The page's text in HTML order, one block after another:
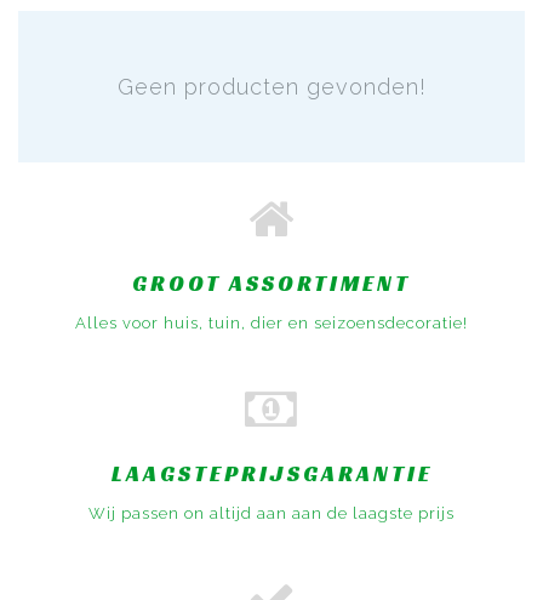
Geen producten gevonden!
GROOT ASSORTIMENT
Alles voor huis, tuin, dier en seizoensdecoratie!
LAAGSTEPRIJSGARANTIE
Wij passen on altijd aan aan de laagste prijs